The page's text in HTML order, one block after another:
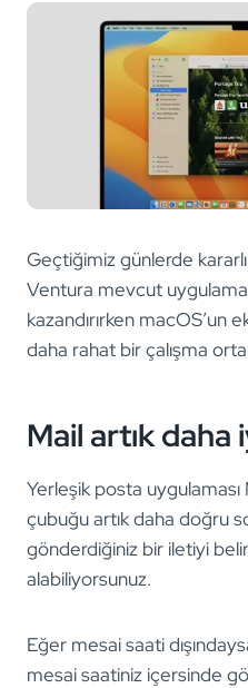
Geçtiğimiz günlerde
Ventura mevcut
kazandırırken macOS’un
daha rahat bir çalışma
Mail artık daha
Yerleşik posta uygulaması
çubuğu artık daha doğru
gönderdiğiniz bir iletiyi
alabiliyorsunuz.
Eğer mesai saati
mesai saatiniz içersinde